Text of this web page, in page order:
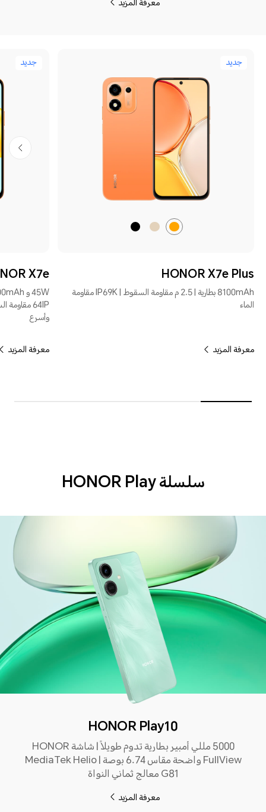
معرفة المزيد
جديد
برتقاليذهبي أسود
HONOR X7e Plus
8100mAh بطارية | 2.5 م مقاومة السقوط | IP69K مقاومة
الماء
معرفة المزيد
جديد
X7e
وأسرع
معرفة المزيد
سلسلة HONOR Play
HONOR Play10
5000 مللي أمبير بطارية تدوم طويلاً | شاشة HONOR
FullView واضحة مقاس 6.74 بوصة | MediaTek Helio
G81 معالج ثماني النواة
معرفة المزيد